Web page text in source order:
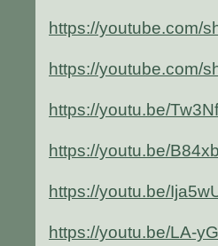
https://youtube.com/
https://youtube.com/
https://youtu.be/
https://youtu.be/
https://youtu.be/
https://youtu.be/LA-